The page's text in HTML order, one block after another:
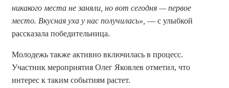
никакого места не заняли, но вот сегодня — первое
место. Вкусная уха у нас получилась», — с улыбкой
рассказала победительница.
Молодежь также активно включилась в процесс.
Участник мероприятия Олег Яковлев отметил, что
интерес к таким событиям растет.